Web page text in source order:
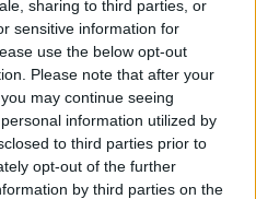
sharing to third parties, or
sensitive information for
use the below opt-out
Please note that after your
may continue seeing
information utilized by
to third parties prior to
opt-out of the further
by third parties on the
3 με 5 μποφόρ.
23 βαθμούς Κελσίου.
αίθριος, από τις
νεφώσεις
βροχές ή όμβροι.